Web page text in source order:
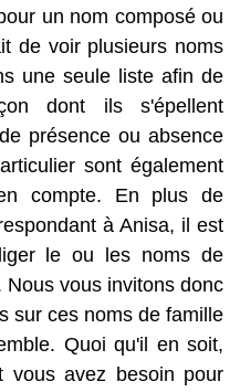
un nom composé ou
de voir plusieurs noms
une seule liste afin de
dont ils s'épellent
présence ou absence
sont également
compte. En plus de
à Anisa, il est
le ou les noms de
vous invitons donc
sur ces noms de famille
Quoi qu'il en soit,
avez besoin pour